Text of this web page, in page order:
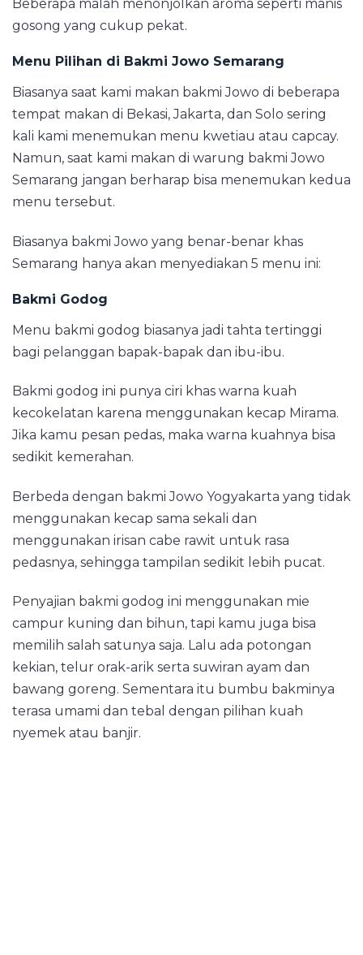
Beberapa malah menonjolkan aroma seperti manis
gosong yang cukup pekat.
Menu Pilihan di Bakmi Jowo Semarang
Biasanya saat kami makan bakmi Jowo di beberapa
tempat makan di Bekasi, Jakarta, dan Solo sering
kali kami menemukan menu kwetiau atau capcay.
Namun, saat kami makan di warung bakmi Jowo
Semarang jangan berharap bisa menemukan kedua
menu tersebut.
Biasanya bakmi Jowo yang benar-benar khas
Semarang hanya akan menyediakan 5 menu ini:
Bakmi Godog
Menu bakmi godog biasanya jadi tahta tertinggi
bagi pelanggan bapak-bapak dan ibu-ibu.
Bakmi godog ini punya ciri khas warna kuah
kecokelatan karena menggunakan kecap Mirama.
Jika kamu pesan pedas, maka warna kuahnya bisa
sedikit kemerahan.
Berbeda dengan bakmi Jowo Yogyakarta yang tidak
menggunakan kecap sama sekali dan
menggunakan irisan cabe rawit untuk rasa
pedasnya, sehingga tampilan sedikit lebih pucat.
Penyajian bakmi godog ini menggunakan mie
campur kuning dan bihun, tapi kamu juga bisa
memilih salah satunya saja. Lalu ada potongan
kekian, telur orak-arik serta suwiran ayam dan
bawang goreng. Sementara itu bumbu bakminya
terasa umami dan tebal dengan pilihan kuah
nyemek atau banjir.